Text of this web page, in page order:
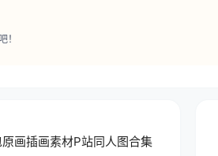
！
画插画素材P站同人图合集